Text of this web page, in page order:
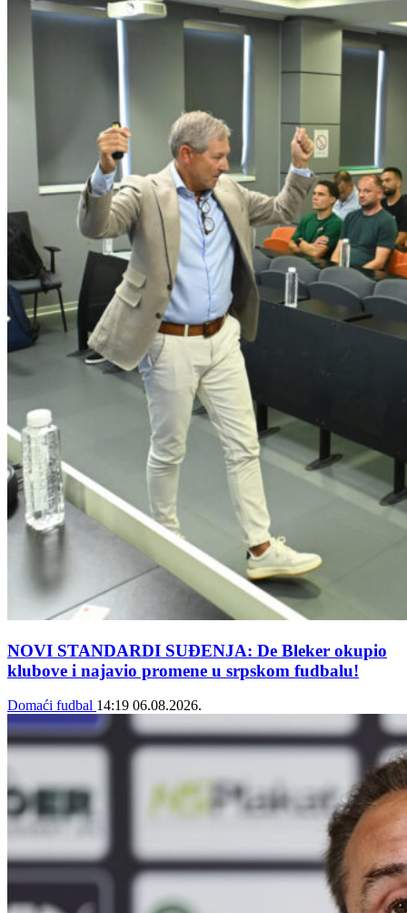
NOVI STANDARDI SUĐENJA: De Bleker okupio
klubove i najavio promene u srpskom fudbalu!
Domaći fudbal 14:19 06.08.2026.